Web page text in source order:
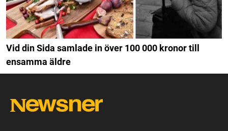
Vid din Sida samlade in över 100 000 kronor till
ensamma äldre